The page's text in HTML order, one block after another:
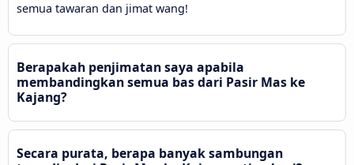
semua tawaran dan jimat wang!
Berapakah penjimatan saya apabila
membandingkan semua bas dari Pasir Mas ke
Kajang?
Secara purata, berapa banyak sambungan